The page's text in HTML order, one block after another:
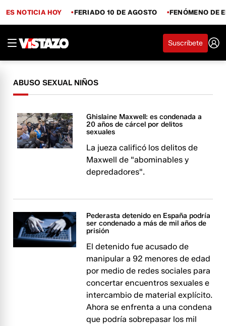
ES NOTICIA HOY FERIADO 10 DE AGOSTO FENÓMENO DE
Suscríbete
ABUSO SEXUAL NIÑOS
Ghislaine Maxwell: es condenada a
20 años de cárcel por delitos
sexuales
La jueza calificó los delitos de
Maxwell de "abominables y
depredadores".
Pederasta detenido en España podría
ser condenado a más de mil años de
prisión
El detenido fue acusado de
manipular a 92 menores de edad
por medio de redes sociales para
concertar encuentros sexuales e
intercambio de material explícito.
Ahora se enfrenta a una condena
que podría sobrepasar los mil